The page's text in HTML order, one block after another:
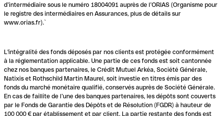
d’intermédiaire sous le numéro 18004091 auprès de l’ORIAS (Organisme pour
le registre des intermédiaires en Assurances, plus de détails sur
www.orias.fr).`
L'intégralité des fonds déposés par nos clients est protégée conformément
à la réglementation applicable. Une partie de ces fonds est soit cantonnée
chez nos banques partenaires, le Crédit Mutuel Arkéa, Société Générale,
Natixis et Rothschild Martin Maurel, soit investie en titres émis par des
fonds du marché monétaire qualifié, conservés auprès de Société Générale.
En cas de faillite de l’une des banques partenaires, les dépôts sont couverts
par le Fonds de Garantie des Dépôts et de Résolution (FGDR) à hauteur de
100 000 € par établissement et par client. La partie restante des fonds est